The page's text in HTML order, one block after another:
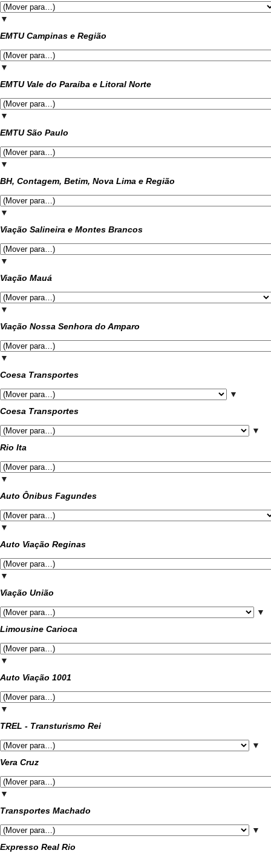
▼
EMTU Campinas e Região
▼
EMTU Vale do Paraíba e Litoral Norte
▼
EMTU São Paulo
▼
BH, Contagem, Betim, Nova Lima e Região
▼
Viação Salineira e Montes Brancos
▼
Viação Mauá
▼
Viação Nossa Senhora do Amparo
▼
Coesa Transportes
▼
Coesa Transportes
▼
Rio Ita
▼
Auto Ônibus Fagundes
▼
Auto Viação Reginas
▼
Viação União
▼
Limousine Carioca
▼
Auto Viação 1001
▼
TREL - Transturismo Rei
▼
Vera Cruz
▼
Transportes Machado
▼
Expresso Real Rio